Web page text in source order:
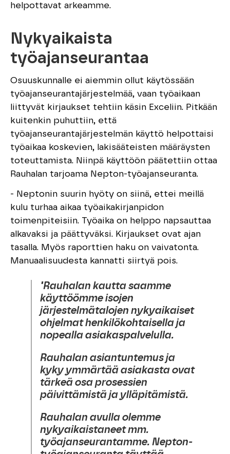
helpottavat arkeamme.
Nykyaikaista
työajanseurantaa
Osuuskunnalle ei aiemmin ollut käytössään
työajanseurantajärjestelmää, vaan työaikaan
liittyvät kirjaukset tehtiin käsin Exceliin. Pitkään
kuitenkin puhuttiin, että
työajanseurantajärjestelmän käyttö helpottaisi
työaikaa koskevien, lakisääteisten määräysten
toteuttamista. Niinpä käyttöön päätettiin ottaa
Rauhalan tarjoama Nepton-työajanseuranta.
- Neptonin suurin hyöty on siinä, ettei meillä
kulu turhaa aikaa työaikakirjanpidon
toimenpiteisiin. Työaika on helppo napsauttaa
alkavaksi ja päättyväksi. Kirjaukset ovat ajan
tasalla. Myös raporttien haku on vaivatonta.
Manuaalisuudesta kannatti siirtyä pois.
"Rauhalan kautta saamme
käyttöömme isojen
järjestelmätalojen nykyaikaiset
ohjelmat henkilökohtaisella ja
nopealla asiakaspalvelulla.
Rauhalan asiantuntemus ja
kyky ymmärtää asiakasta ovat
tärkeä osa prosessien
päivittämistä ja ylläpitämistä.
Rauhalan avulla olemme
nykyaikaistaneet mm.
työajanseurantamme. Nepton-